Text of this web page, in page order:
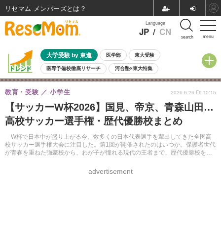
menu
Language
JP / CN search
大学受験 by 東進 医学部 東大受験
医専予備校徹底リサーチ 河合塾×東大特集
親子で考える大学選び 高校受験 中学受験 小学校受験
共通テスト 夏休み
8月開催イベント・WS 全国公立高校 過去問 人気記事
自由研究教材（小学生向け） 自由研究教材（中学生向け） ランキング
【サッカーW杯2026】国見、帝京、青森山田…
高校サッカー選手権・歴代優勝校まとめ
W杯で日本中が盛り上がる今、数多くの日本代表選手を輩出してきた全国高
校サッカー選手権大会に注目した。第1回が開催されたのはいつか。保護者世代
が青春を重ねた強豪校から、わが子が憧れる現代の王者まで、歴代優勝校を時
教育・受験 小学生
advertisement
2026.6.26 Fri 10:15
リセマム メンバーズ